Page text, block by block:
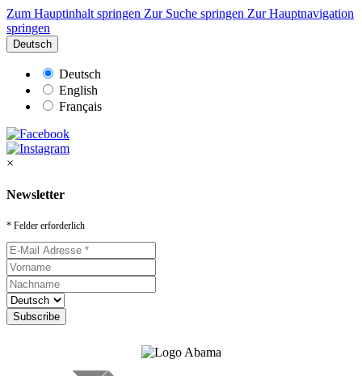
Zum Hauptinhalt springen Zur Suche springen Zur Hauptnavigation
springen
Deutsch
Deutsch
English
Français
×
Newsletter
* Felder erforderlich